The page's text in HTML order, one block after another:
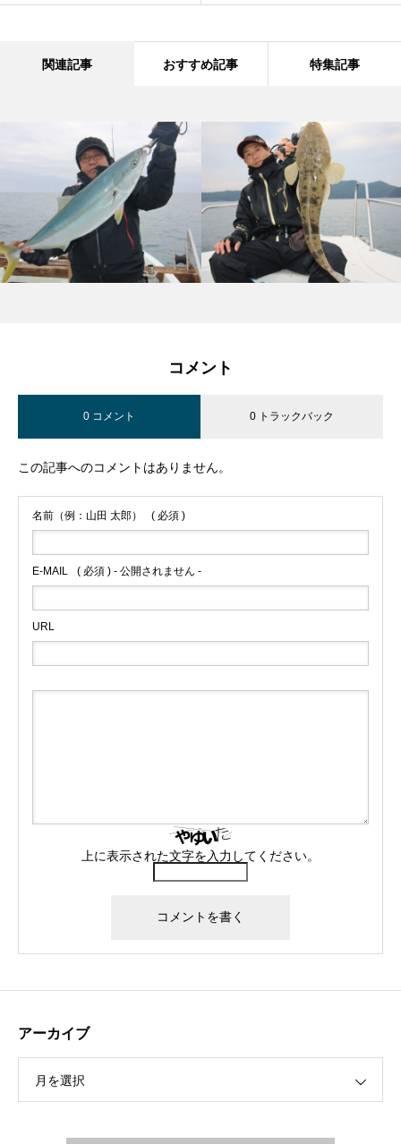
関連記事 おすすめ記事 特集記事
コメント
0 コメント 0 トラックバック
この記事へのコメントはありません。
名前（例：山田 太郎） ( 必須 )
E-MAIL ( 必須 ) - 公開されません -
URL
上に表示された文字を入力してください。
アーカイブ
月を選択